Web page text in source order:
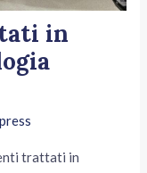
in
trattati in